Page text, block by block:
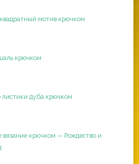
мотив крючком
крючком
листики дуба крючком
вязание крючком — Рождество и